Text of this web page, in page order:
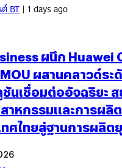
BT| 1 days ago
ผนึก Huawei
ผสานคลาวด์ระ
ชันเชื่อมต่ออัจฉริยะ
าหกรรมและการผลิ
ทศไทยสู่ฐานการผลิต